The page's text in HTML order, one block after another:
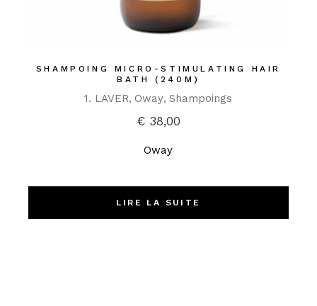
SHAMPOING MICRO-STIMULATING HAIR
BATH (240M)
1. LAVER Oway Shampoings
€38,00
Oway
LIRE LA SUITE